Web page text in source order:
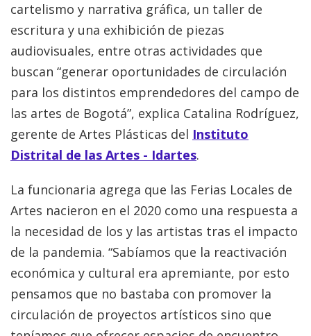
cartelismo y narrativa gráfica, un taller de
escritura y una exhibición de piezas
audiovisuales, entre otras actividades que
buscan “generar oportunidades de circulación
para los distintos emprendedores del campo de
las artes de Bogotá”, explica Catalina Rodríguez,
gerente de Artes Plásticas del Instituto
Distrital de las Artes - Idartes.
La funcionaria agrega que las Ferias Locales de
Artes nacieron en el 2020 como una respuesta a
la necesidad de los y las artistas tras el impacto
de la pandemia. “Sabíamos que la reactivación
económica y cultural era apremiante, por esto
pensamos que no bastaba con promover la
circulación de proyectos artísticos sino que